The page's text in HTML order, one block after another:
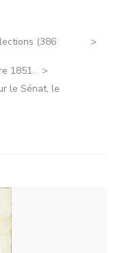
(386
1851.
le Sénat, le